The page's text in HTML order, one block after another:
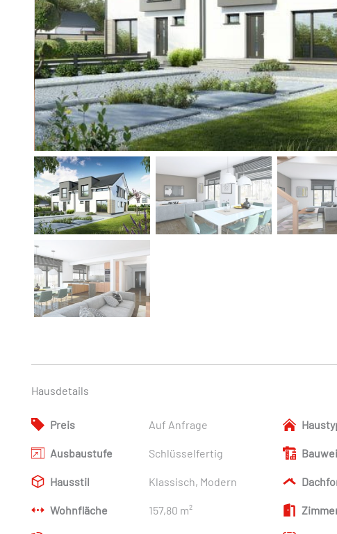
Hausdetails
Preis Auf Anfrage
Ausbaustufe Schlüsselfertig
Hausstil Klassisch, Modern
Wohnfläche 157,80 m²